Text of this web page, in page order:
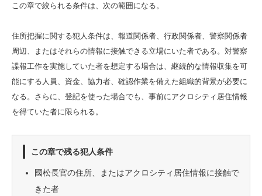
この章で絞られる条件は、次の範囲になる。
住所把握に関する犯人条件は、報道関係者、行政関係者、警察関係者
周辺、またはそれらの情報に接触できる立場にいた者である。対警察
諜報工作を実施していた者を想定する場合は、継続的な情報収集を可
能にする人員、資金、協力者、確認作業を備えた組織的背景が必要に
なる。さらに、登記を使った場合でも、事前にアクロシティ居住情報
を得ていた者に限られる。
この章で残る犯人条件
國松長官の住所、またはアクロシティ居住情報に接触で
きた者